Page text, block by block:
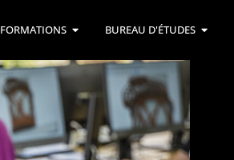
FORMATIONS BUREAU D'ÉTUDES